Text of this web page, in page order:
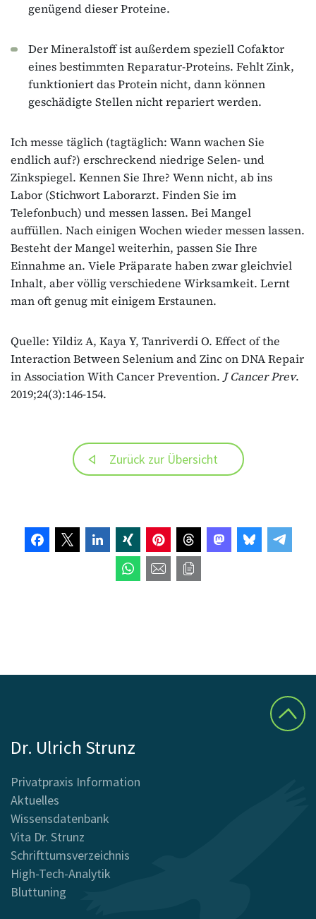
genügend dieser Proteine.
Der Mineralstoff ist außerdem speziell Cofaktor
eines bestimmten Reparatur-Proteins. Fehlt Zink,
funktioniert das Protein nicht, dann können
geschädigte Stellen nicht repariert werden.
Ich messe täglich (tagtäglich: Wann wachen Sie
endlich auf?) erschreckend niedrige Selen- und
Zinkspiegel. Kennen Sie Ihre? Wenn nicht, ab ins
Labor (Stichwort Laborarzt. Finden Sie im
Telefonbuch) und messen lassen. Bei Mangel
auffüllen. Nach einigen Wochen wieder messen lassen.
Besteht der Mangel weiterhin, passen Sie Ihre
Einnahme an. Viele Präparate haben zwar gleichviel
Inhalt, aber völlig verschiedene Wirksamkeit. Lernt
man oft genug mit einigem Erstaunen.
Quelle: Yildiz A, Kaya Y, Tanriverdi O. Effect of the
Interaction Between Selenium and Zinc on DNA Repair
in Association With Cancer Prevention. J Cancer Prev.
2019;24(3):146-154.
Zurück zur Übersicht
Dr. Ulrich Strunz
Privatpraxis Information
Aktuelles
Wissensdatenbank
Vita Dr. Strunz
Schrifttumsverzeichnis
High-Tech-Analytik
Bluttuning